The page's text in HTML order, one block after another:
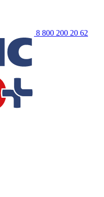
8 800 200 20 62